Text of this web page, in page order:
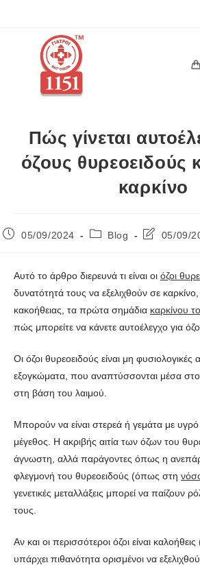
Πώς γίνεται
όζους θυρεοειδούς
καρκίνο
05/09/2024 Blog 05/09/
Αυτό το άρθρο διερευνά τι είναι οι όζοι
δυνατότητά τους να εξελιχθούν σε καρκίνο,
κακοήθειας, τα πρώτα σημάδια καρκίνου
πώς μπορείτε να κάνετε αυτοέλεγχο για
Οι όζοι θυρεοειδούς είναι μη φυσιολογικές
εξογκώματα, που αναπτύσσονται μέσα
στη βάση του λαιμού.
Μπορούν να είναι στερεά ή γεμάτα με υγρό
μέγεθος. Η ακριβής αιτία των όζων του
άγνωστη, αλλά παράγοντες όπως η
φλεγμονή του θυρεοειδούς (όπως στη
γενετικές μεταλλάξεις μπορεί να παίζουν
τους.
Αν και οι περισσότεροι όζοι είναι καλοήθεις
υπάρχει πιθανότητα ορισμένοι να